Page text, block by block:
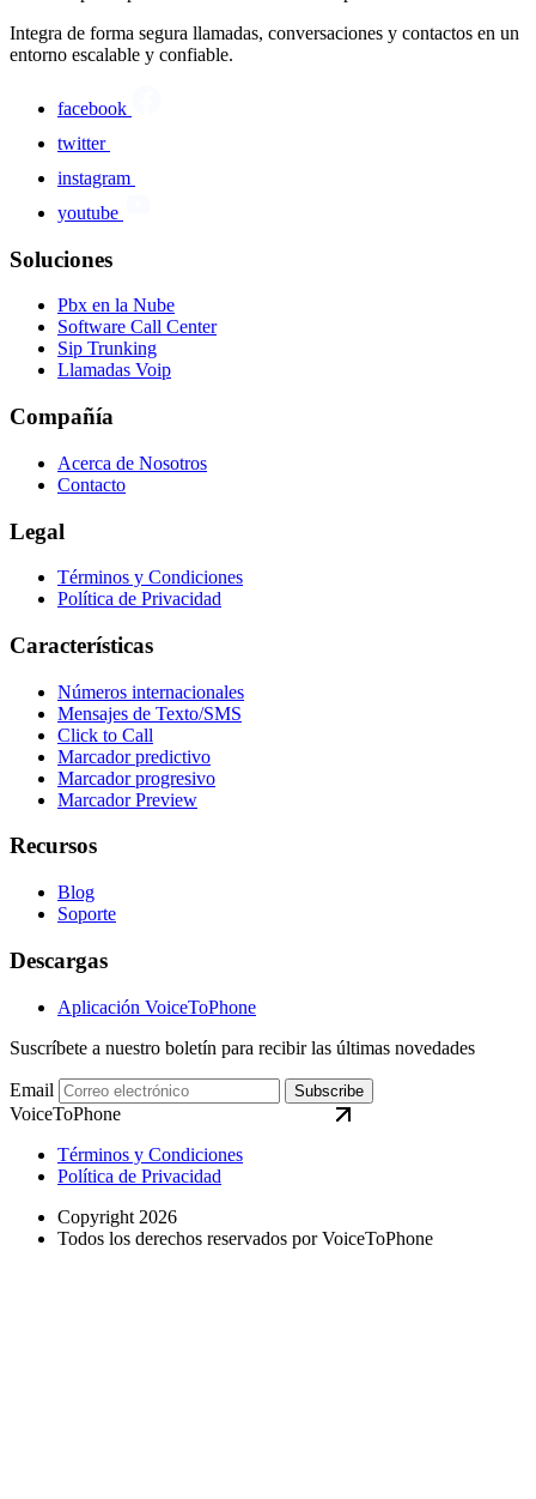
Integra de forma segura llamadas, conversaciones y contactos en un
entorno escalable y confiable.
facebook
twitter
instagram
youtube
Soluciones
Pbx en la Nube
Software Call Center
Sip Trunking
Llamadas Voip
Compañía
Acerca de Nosotros
Contacto
Legal
Términos y Condiciones
Política de Privacidad
Características
Números internacionales
Mensajes de Texto/SMS
Click to Call
Marcador predictivo
Marcador progresivo
Marcador Preview
Recursos
Blog
Soporte
Descargas
Aplicación VoiceToPhone
Suscríbete a nuestro boletín para recibir las últimas novedades
Email Subscribe
VoiceToPhone
Términos y Condiciones
Política de Privacidad
Copyright 2026
Todos los derechos reservados por VoiceToPhone